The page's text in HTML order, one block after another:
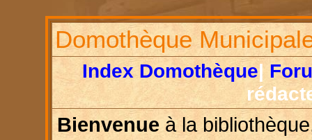
Domothèque
Index Domothèque|
Bienvenue à la